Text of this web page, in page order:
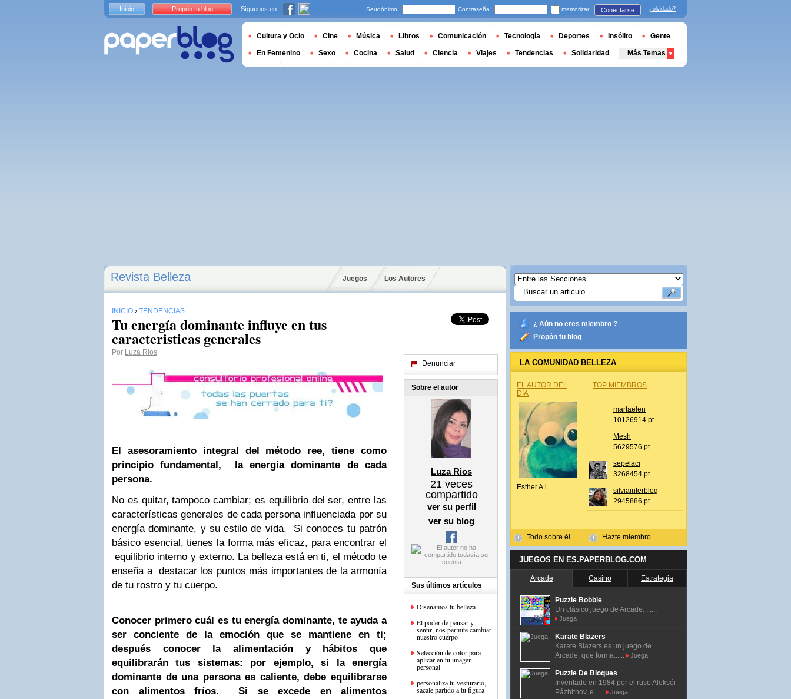
Revista Belleza Juegos Los Autores
INICIO › TENDENCIAS
Tu energía dominante influye en tus
caracteristicas generales
Por Luza Rios
El asesoramiento integral del método ree, tiene como
principio fundamental, la energía dominante de cada
persona.
No es quitar, tampoco cambiar; es equilibrio del ser, entre las
características generales de cada persona influenciada por su
energía dominante, y su estilo de vida. Si conoces tu patrón
básico esencial, tienes la forma más eficaz, para encontrar el
equilibrio interno y externo. La belleza está en ti, el método te
enseña a destacar los puntos más importantes de la armonía
de tu rostro y tu cuerpo.
Conocer primero cuál es tu energía dominante, te ayuda a
ser conciente de la emoción que se mantiene en ti;
después conocer la alimentación y hábitos que
equilibrarán tus sistemas: por ejemplo, si la energía
dominante de una persona es caliente, debe equilibrarse
con alimentos fríos. Si se excede en alimentos
Denunciar
Sobre el autor
Luza Rios
21 veces
compartido
ver su perfil
ver su blog
Sus últimos artículos
Diseñamos tu belleza
El poder de pensar y
sentir, nos permite cambiar
nuestro cuerpo
Selección de color para
aplicar en tu imagen
personal
personaliza tu vesturario,
sacale partido a tu figura
¿ Aún no eres miembro ?
Propón tu blog
LA COMUNIDAD BELLEZA
EL AUTOR DEL
DÍA
Esther A.l.
Todo sobre él
TOP MIEMBROS
martaelen
10126914 pt
Mesh
5629576 pt
sepelaci
3268454 pt
silviainterblog
2945886 pt
Hazte miembro
JUEGOS EN ES.PAPERBLOG.COM
Arcade Casino Estrategia
Puzzle Bobble
Un clásico juego de Arcade. ......
Juega
Karate Blazers
Karate Blazers es un juego de
Arcade, que forma......
Juega
Puzzle De Bloques
Inventado en 1984 por el ruso Alekséi
Pázhitnov, e......
Juega
Inicio Propón tu blog Síguenos en Seudónimo Contraseña memorizar Conectarse ¿olvidado?
Cultura y Ocio Cine Música Libros Comunicación Tecnología Deportes Insólito Gente
En Femenino Sexo Cocina Salud Ciencia Viajes Tendencias Solidaridad Más Temas